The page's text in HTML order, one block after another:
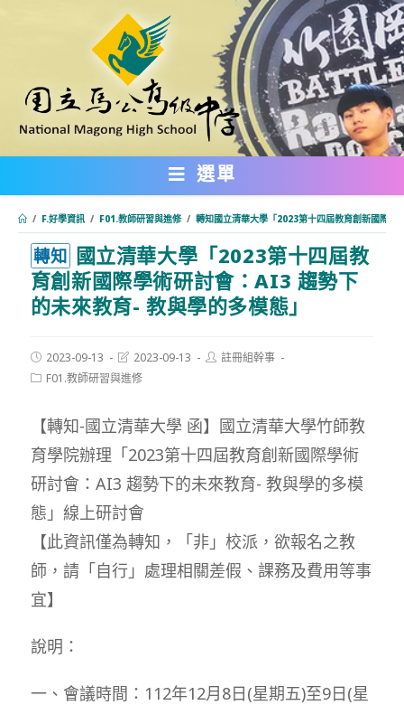
內
選單
/ F.好學資訊 / F01.教師研習與進修 / 轉知國立清華大學「2023第十四屆教育創新國際
轉知 國立清華大學「2023第十四屆教
育創新國際學術研討會：AI3 趨勢下
的未來教育- 教與學的多模態」
Post
published:
2023-09-13
Post
last
modified:
2023-09-13
Post註冊組幹事
PostF01.教師研習與進修
【轉知-國立清華大學 函】國立清華大學竹師教
育學院辦理「2023第十四屆教育創新國際學術
研討會：AI3 趨勢下的未來教育- 教與學的多模
態」線上研討會
【此資訊僅為轉知，「非」校派，欲報名之教
師，請「自行」處理相關差假、課務及費用等事
宜】
說明：
一、會議時間：112年12月8日(星期五)至9日(星